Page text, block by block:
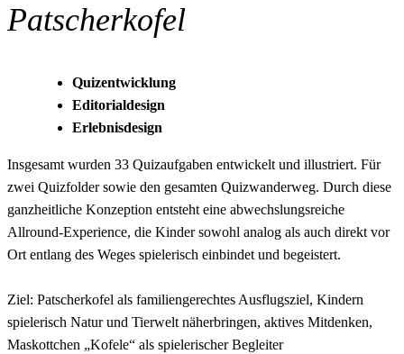
Patscherkofel
Quizentwicklung
Editorialdesign
Erlebnisdesign
Insgesamt wurden 33 Quizaufgaben entwickelt und illustriert. Für
zwei Quizfolder sowie den gesamten Quizwanderweg. Durch diese
ganzheitliche Konzeption entsteht eine abwechslungsreiche
Allround-Experience, die Kinder sowohl analog als auch direkt vor
Ort entlang des Weges spielerisch einbindet und begeistert.
Ziel: Patscherkofel als familiengerechtes Ausflugsziel, Kindern
spielerisch Natur und Tierwelt näherbringen, aktives Mitdenken,
Maskottchen „Kofele“ als spielerischer Begleiter